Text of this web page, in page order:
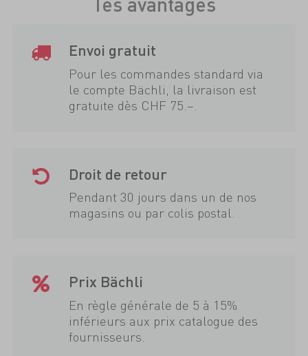
Envoi gratuit
Pour les commandes standard via
le compte Bächli, la livraison est
gratuite dès CHF 75.–.
Droit de retour
Pendant 30 jours dans un de nos
magasins ou par colis postal.
Prix Bächli
En règle générale de 5 à 15%
inférieurs aux prix catalogue des
fournisseurs.